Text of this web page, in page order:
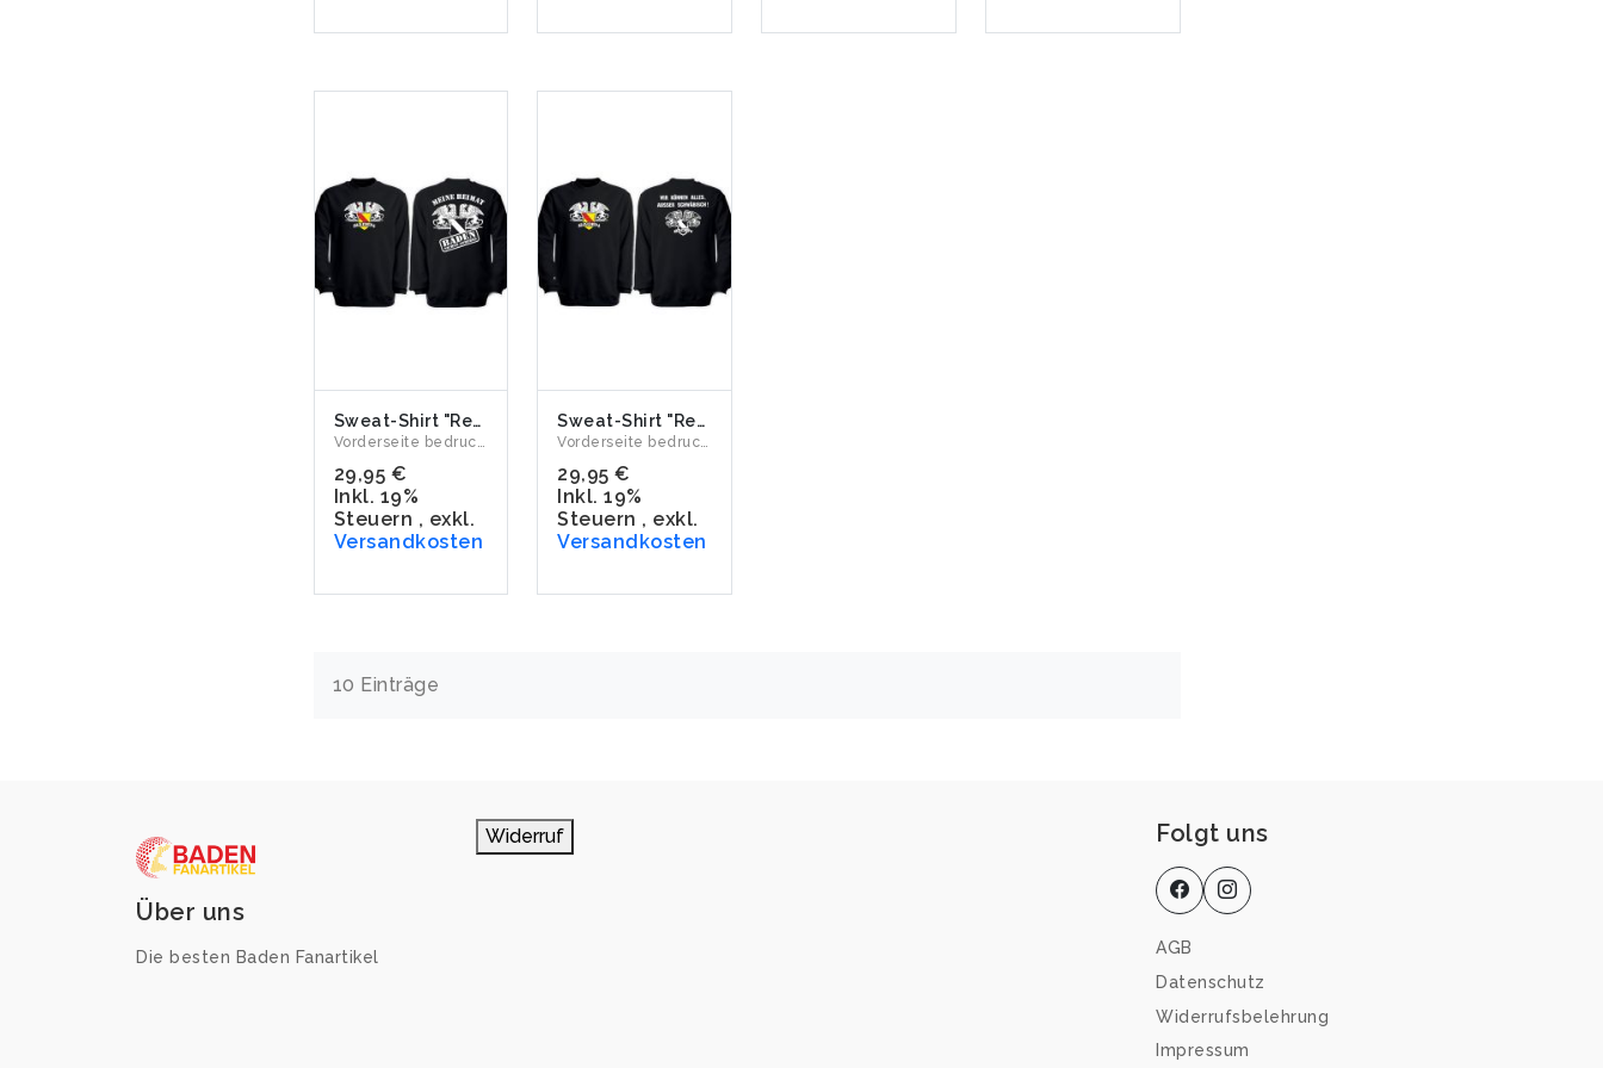
Sweat-Shirt "Republik Baden - Meine Heimat"
Vorderseite bedruckt mit den badischen Greifen der Republik ...
29,95 €
Inkl. 19%
Steuern , exkl.
Versandkosten
Sweat-Shirt "Republik Baden - Wir können Alles. Außer schwäbisch"
Vorderseite bedruckt mit den badischen Greifen der Republik ...
29,95 €
Inkl. 19%
Steuern , exkl.
Versandkosten
10 Einträge
Über uns
Die besten Baden Fanartikel
Widerruf Folgt uns
AGB
Datenschutz
Widerrufsbelehrung
Impressum